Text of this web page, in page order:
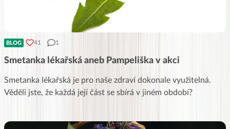
BLOG 41 1
Smetanka lékařská aneb Pampeliška v akci
Smetanka lékařská je pro naše zdraví dokonale využitelná.
Věděli jste, že každá její část se sbírá v jiném období?